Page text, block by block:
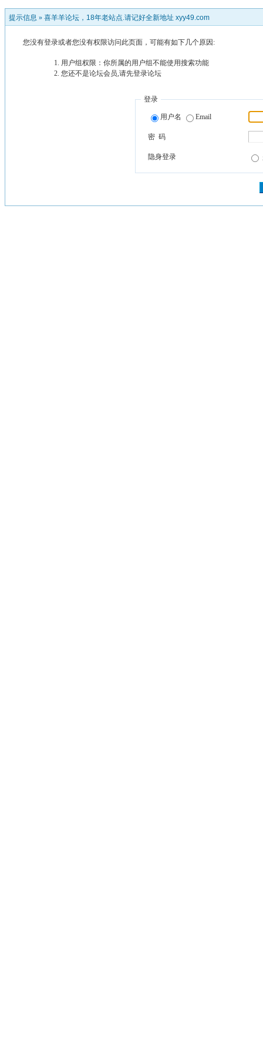
提示信息 » 喜羊羊论坛，18年老站点.请记好全新地址 xyy49.com
您没有登录或者您没有权限访问此页面，可能有如下几个原因:
用户组权限：你所属的用户组不能使用搜索功能
您还不是论坛会员,请先登录论坛
登录
用户名 Email
密 码
隐身登录